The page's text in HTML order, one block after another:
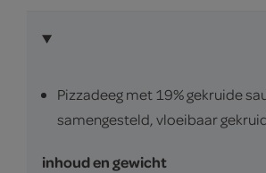
Pizzadeeg met 19% gekruide
samengesteld, vloeibaar
inhoud en gewicht